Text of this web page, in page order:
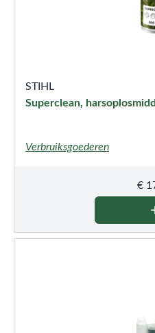
STIHL
Superclean,
Verbruiksgoederen
€